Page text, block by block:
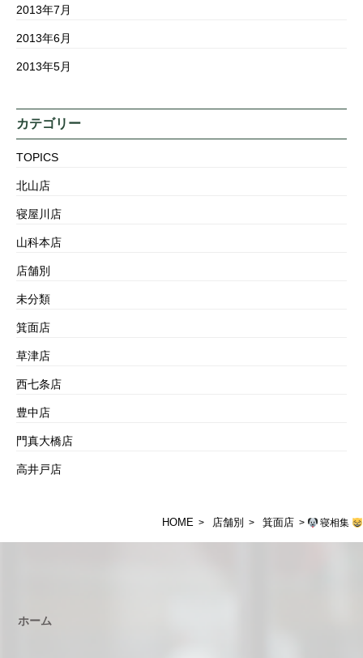
2013年7月
2013年6月
2013年5月
カテゴリー
TOPICS
北山店
寝屋川店
山科本店
店舗別
未分類
箕面店
草津店
西七条店
豊中店
門真大橋店
高井戸店
HOME > 店舗別 > 箕面店 > 寝相集
ホーム